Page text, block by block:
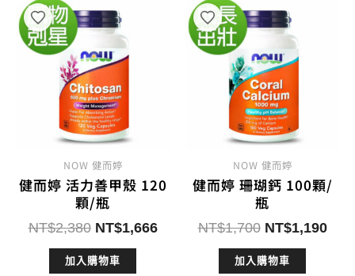
NOW 健而婷
健而婷 活力善甲殼 120
顆/瓶
NT$2,380 原
始
價
NT$1,666目
加入購物車
NOW 健而婷
健而婷 珊瑚鈣 100顆/
瓶
NT$1,700 原
始
價
NT$1,190目
加入購物車